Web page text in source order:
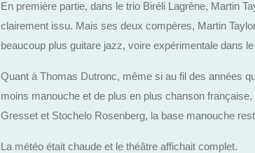
En première partie, dans le trio Biréli Lagrène, Martin
clairement issu. Mais ses deux compères, Martin
beaucoup plus guitare jazz, voire expérimentale dans
Quant à Thomas Dutronc, même si au fil des années
moins manouche et de plus en plus chanson
Gresset et Stochelo Rosenberg, la base manouche
La météo était chaude et le théâtre affichait complet.